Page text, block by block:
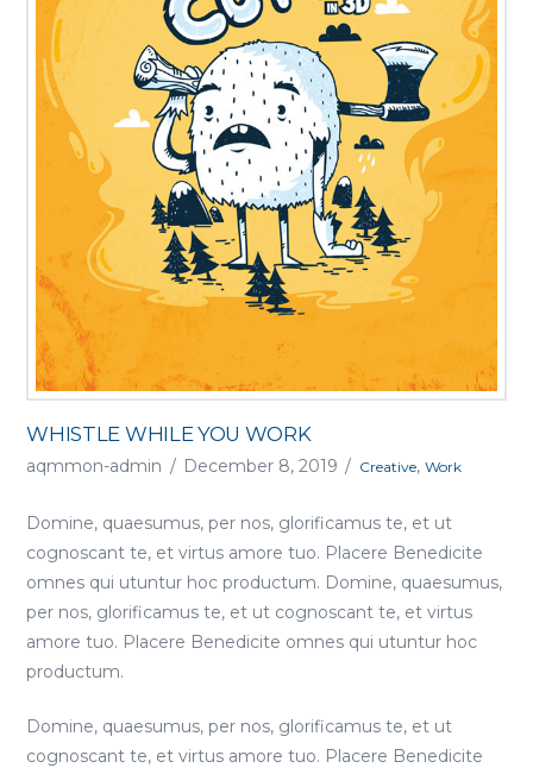
WHISTLE WHILE YOU WORK
aqmmon-admin December 8, 2019 Creative, Work
Domine, quaesumus, per nos, glorificamus te, et ut
cognoscant te, et virtus amore tuo. Placere Benedicite
omnes qui utuntur hoc productum. Domine, quaesumus,
per nos, glorificamus te, et ut cognoscant te, et virtus
amore tuo. Placere Benedicite omnes qui utuntur hoc
productum.
Domine, quaesumus, per nos, glorificamus te, et ut
cognoscant te, et virtus amore tuo. Placere Benedicite